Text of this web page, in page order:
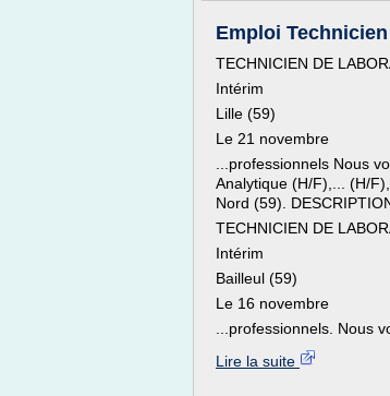
Emploi
TECHNICIEN DE
Intérim
Lille (59)
Le 21 novembre
...professionnels Nous
Analytique (H/F),... (H/
Nord (59).
TECHNICIEN DE
Intérim
Bailleul (59)
Le 16 novembre
...professionnels. Nous
Lire la suite